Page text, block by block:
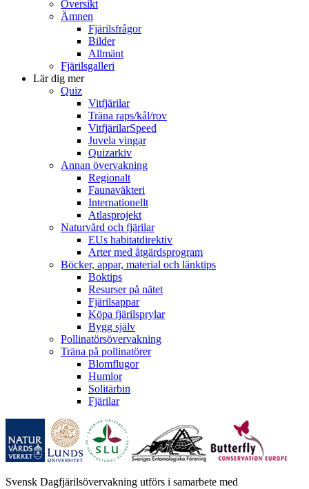
Översikt
Ämnen
Fjärilsfrågor
Bilder
Allmänt
Fjärilsgalleri
Lär dig mer
Quiz
Vitfjärilar
Träna raps/kål/rov
VitfjärilarSpeed
Juvela vingar
Quizarkiv
Annan övervakning
Regionalt
Faunaväkteri
Internationellt
Atlasprojekt
Naturvård och fjärilar
EUs habitatdirektiv
Arter med åtgärdsprogram
Böcker, appar, material och länktips
Boktips
Resurser på nätet
Fjärilsappar
Köpa fjärilsprylar
Bygg själv
Pollinatörsövervakning
Träna på pollinatörer
Blomflugor
Humlor
Solitärbin
Fjärilar
Svensk Dagfjärilsövervakning utförs i samarbete med